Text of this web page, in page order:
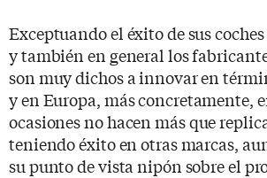
Exceptuando el éxito de sus
y también en general los
son muy dichos a innovar en
y en Europa, más concretamente,
ocasiones no hacen más que
teniendo éxito en otras marcas,
su punto de vista nipón sobre el